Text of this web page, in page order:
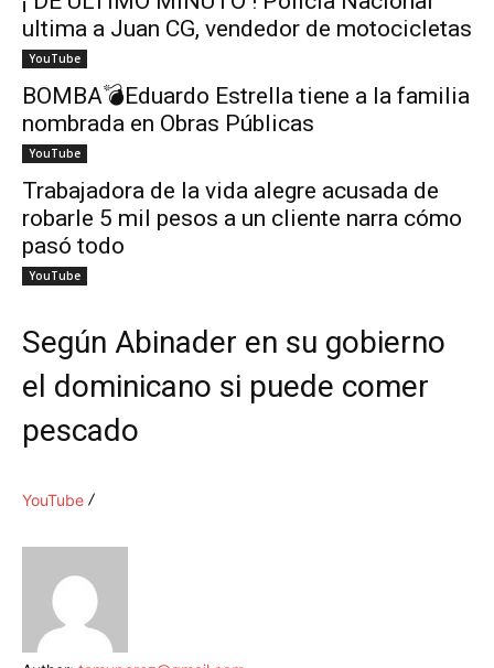
ultima a Juan CG, vendedor de motocicletas
YouTube
BOMBA💣Eduardo Estrella tiene a la familia
nombrada en Obras Públicas
YouTube
Trabajadora de la vida alegre acusada de
robarle 5 mil pesos a un cliente narra cómo
pasó todo
YouTube
Según Abinader en su gobierno
el dominicano si puede comer
pescado
YouTube